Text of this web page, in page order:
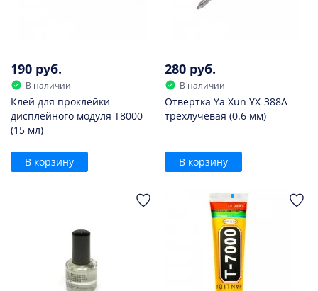
190 руб.
В наличии
Клей для проклейки
дисплейного модуля T8000
(15 мл)
В корзину
280 руб.
В наличии
Отвертка Ya Xun YX-388A
трехлучевая (0.6 мм)
В корзину